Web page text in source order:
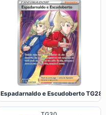
Espadarnaldo e Escudoberto